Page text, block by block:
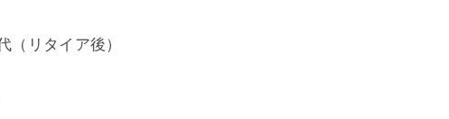
（リタイア後）